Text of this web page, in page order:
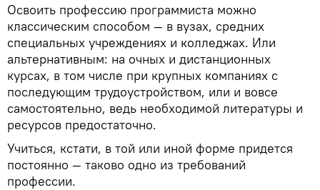
Освоить профессию программиста можно
классическим способом — в вузах, средних
специальных учреждениях и колледжах. Или
альтернативным: на очных и дистанционных
курсах, в том числе при крупных компаниях с
последующим трудоустройством, или и вовсе
самостоятельно, ведь необходимой литературы и
ресурсов предостаточно.
Учиться, кстати, в той или иной форме придется
постоянно — таково одно из требований
профессии.